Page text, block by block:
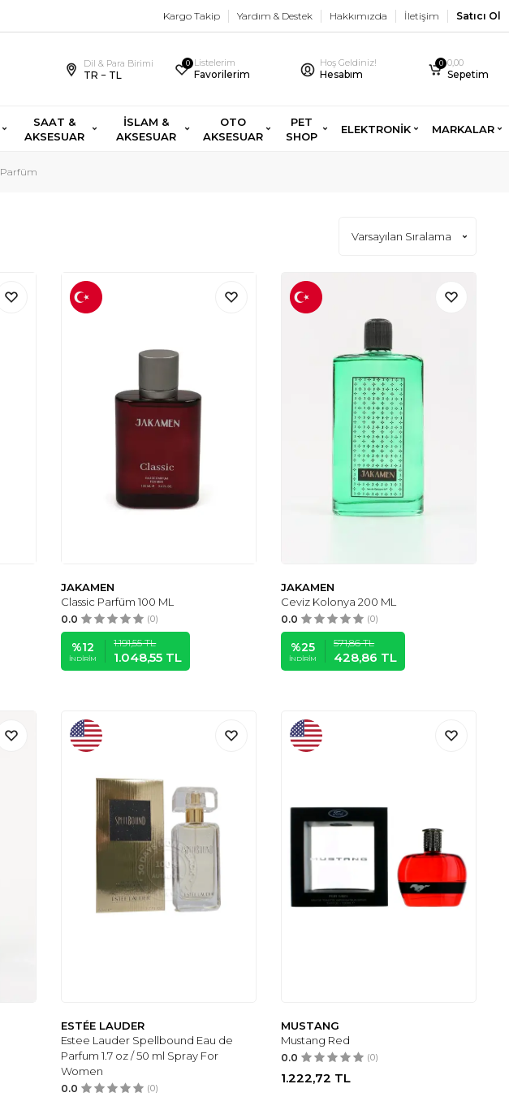
Kargo Takip Yardım & Destek Hakkımızda İletişim Satıcı Ol
Dil & Para Birimi
TR − TL
0 Listelerim
Favorilerim
Hoş Geldiniz!
Hesabım
0 0,00
Sepetim
SAAT &
AKSESUAR
İSLAM &
AKSESUAR
OTO
AKSESUAR
PET
SHOP
ELEKTRONİK MARKALAR
Parfüm
JAKAMEN
Classic Parfüm 100 ML
0.0 (0)
%12
İNDIRIM
1.191,55TL
1.048,55 TL
JAKAMEN
Ceviz Kolonya 200 ML
0.0 (0)
%25
İNDIRIM
571,86TL
428,86 TL
ESTÉE LAUDER
Estee Lauder Spellbound Eau de
Parfum 1.7 oz / 50 ml Spray For
Women
0.0 (0)
MUSTANG
Mustang Red
0.0 (0)
1.222,72 TL